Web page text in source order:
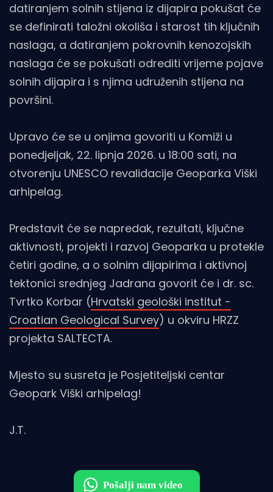
datiranjem solnih stijena iz dijapira pokušat će
se definirati taložni okoliša i starost tih ključnih
naslaga, a datiranjem pokrovnih kenozojskih
naslaga će se pokušati odrediti vrijeme pojave
solnih dijapira i s njima udruženih stijena na
površini.
Upravo će se u onjima govoriti u Komiži u
ponedjeljak, 22. lipnja 2026. u 18:00 sati, na
otvorenju UNESCO revalidacije Geoparka Viški
arhipelag.
Predstavit će se napredak, rezultati, ključne
aktivnosti, projekti i razvoj Geoparka u protekle
četiri godine, a o solnim dijapirima i aktivnoj
tektonici srednjeg Jadrana govorit će i dr. sc.
Tvrtko Korbar (Hrvatski geološki institut -
Croatian Geological Survey) u okviru HRZZ
projekta SALTECTA.
Mjesto su susreta je Posjetiteljski centar
Geopark Viški arhipelag!
J.T.